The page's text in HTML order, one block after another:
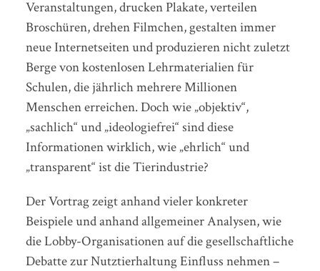
Veranstaltungen, drucken Plakate, verteilen
Broschüren, drehen Filmchen, gestalten immer
neue Internetseiten und produzieren nicht zuletzt
Berge von kostenlosen Lehrmaterialien für
Schulen, die jährlich mehrere Millionen
Menschen erreichen. Doch wie „objektiv“,
„sachlich“ und „ideologiefrei“ sind diese
Informationen wirklich, wie „ehrlich“ und
„transparent“ ist die Tierindustrie?
Der Vortrag zeigt anhand vieler konkreter
Beispiele und anhand allgemeiner Analysen, wie
die Lobby-Organisationen auf die gesellschaftliche
Debatte zur Nutztierhaltung Einfluss nehmen –